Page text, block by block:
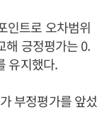
인트로 오차범위
해 긍정평가는 0.
유지했다.
부정평가를 앞섰